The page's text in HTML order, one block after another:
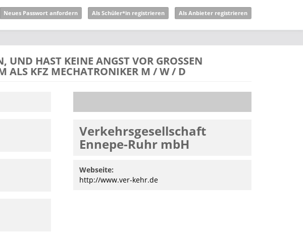
Neues Passwort anfordern Als Schüler*in registrieren Als Anbieter registrieren
HAST KEINE ANGST VOR GROSSEN F
KFZ MECHATRONIKER M / W / D
Verkehrsgesellschaft
Ennepe-Ruhr mbH
Webseite:
http://www.ver-kehr.de